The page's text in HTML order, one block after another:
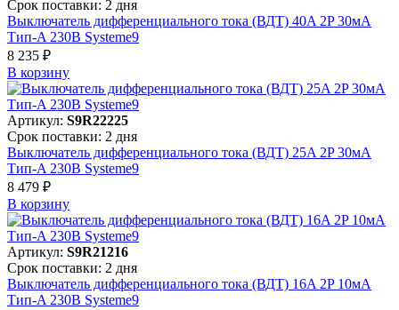
Срок поставки: 2 дня
Выключатель дифференциального тока (ВДТ) 40A 2P 30мА
Тип-A 230В Systeme9
8 235 ₽
В корзинy
Артикул: S9R22225
Срок поставки: 2 дня
Выключатель дифференциального тока (ВДТ) 25A 2P 30мА
Тип-A 230В Systeme9
8 479 ₽
В корзинy
Артикул: S9R21216
Срок поставки: 2 дня
Выключатель дифференциального тока (ВДТ) 16A 2P 10мА
Тип-A 230В Systeme9